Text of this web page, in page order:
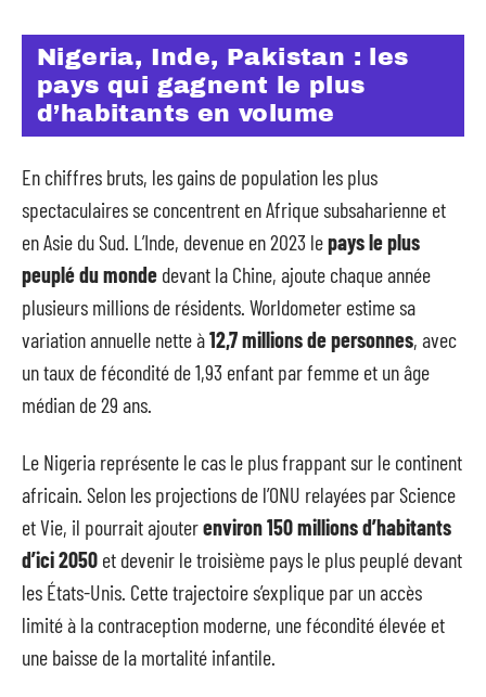
Nigeria, Inde, Pakistan : les
pays qui gagnent le plus
d’habitants en volume
En chiffres bruts, les gains de population les plus
spectaculaires se concentrent en Afrique subsaharienne et
en Asie du Sud. L’Inde, devenue en 2023 lepays le plus
peuplé du monde devant la Chine, ajoute chaque année
plusieurs millions de résidents. Worldometer estime sa
variation annuelle nette à12,7 millions de personnes, avec
un taux de fécondité de 1,93 enfant par femme et un âge
médian de 29 ans.
Le Nigeria représente le cas le plus frappant sur le continent
africain. Selon les projections de l’ONU relayées par Science
et Vie, il pourrait ajouterenviron 150 millions d’habitants
d’ici 2050 et devenir le troisième pays le plus peuplé devant
les États-Unis. Cette trajectoire s’explique par un accès
limité à la contraception moderne, une fécondité élevée et
une baisse de la mortalité infantile.